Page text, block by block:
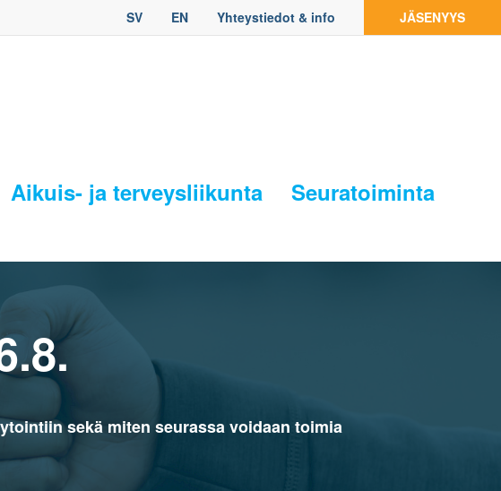
SV EN Yhteystiedot & info JÄSENYYS
Aikuis- ja terveysliikunta
Seuratoiminta
sekä miten seurassa voidaan toimia